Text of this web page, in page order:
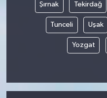
Şırnak Tekirdağ
Tunceli Uşak
Yozgat